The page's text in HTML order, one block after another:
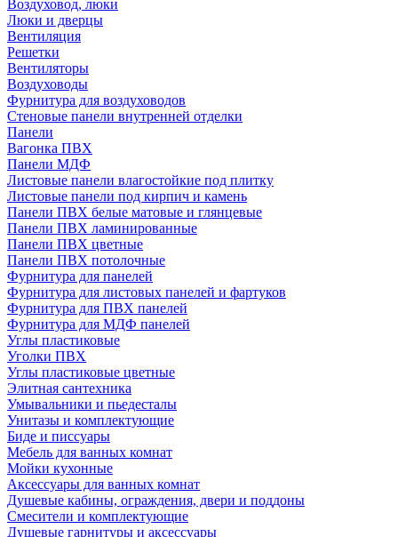
Воздуховод, люки
Люки и дверцы
Вентиляция
Решетки
Вентиляторы
Воздуховоды
Фурнитура для воздуховодов
Стеновые панели внутренней отделки
Панели
Вагонка ПВХ
Панели МДФ
Листовые панели влагостойкие под плитку
Листовые панели под кирпич и камень
Панели ПВХ белые матовые и глянцевые
Панели ПВХ ламинированные
Панели ПВХ цветные
Панели ПВХ потолочные
Фурнитура для панелей
Фурнитура для листовых панелей и фартуков
Фурнитура для ПВХ панелей
Фурнитура для МДФ панелей
Углы пластиковые
Уголки ПВХ
Углы пластиковые цветные
Элитная сантехника
Умывальники и пьедесталы
Унитазы и комплектующие
Биде и писсуары
Мебель для ванных комнат
Мойки кухонные
Аксессуары для ванных комнат
Душевые кабины, ограждения, двери и поддоны
Смесители и комплектующие
Душевые гарнитуры и аксессуары